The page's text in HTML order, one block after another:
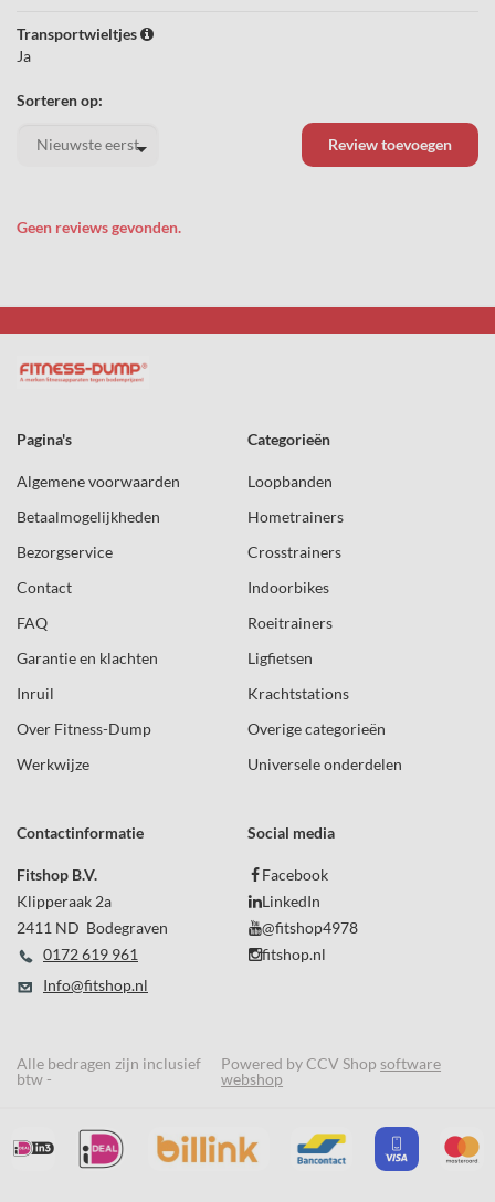
Transportwieltjes
Ja
Sorteren op:
Review toevoegen
Geen reviews gevonden.
Pagina's
Algemene voorwaarden
Betaalmogelijkheden
Bezorgservice
Contact
FAQ
Garantie en klachten
Inruil
Over Fitness-Dump
Werkwijze
Categorieën
Loopbanden
Hometrainers
Crosstrainers
Indoorbikes
Roeitrainers
Ligfietsen
Krachtstations
Overige categorieën
Universele onderdelen
Contactinformatie
Fitshop B.V.
Klipperaak 2a
2411 ND Bodegraven
0172 619 961
Info@fitshop.nl
Social media
Facebook
LinkedIn
@fitshop4978
fitshop.nl
Alle bedragen zijn inclusief
btw -
Powered by CCV Shop software
webshop